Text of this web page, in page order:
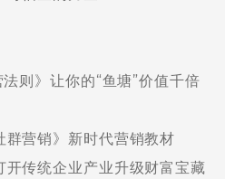
法则》让你的“鱼塘”价值千倍
群营销》新时代营销教材
传统企业产业升级财富宝藏